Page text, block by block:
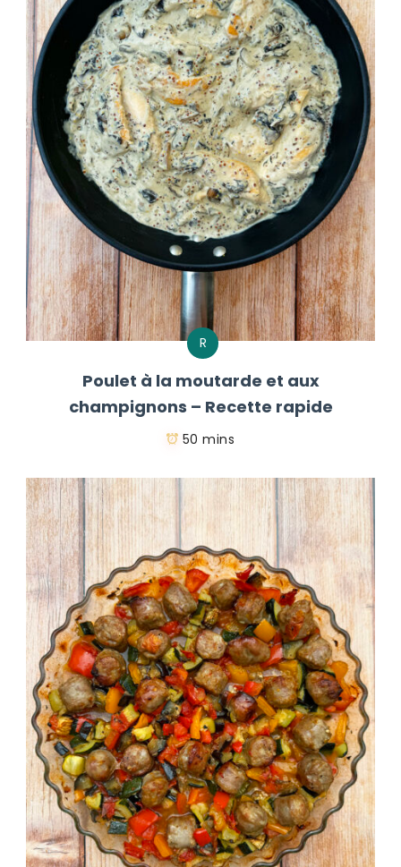
R
Poulet à la moutarde et aux
champignons – Recette rapide
50 mins